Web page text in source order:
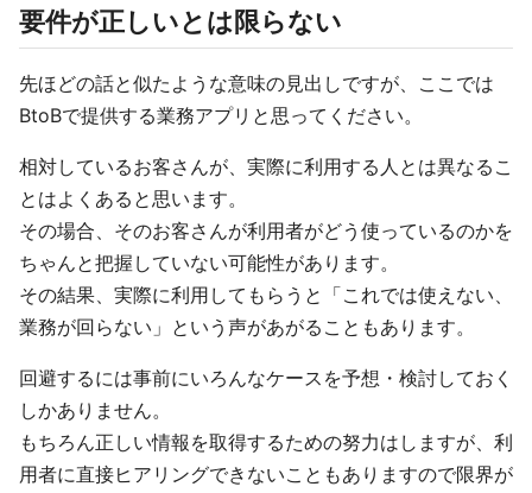
要件が正しいとは限らない
先ほどの話と似たような意味の見出しですが、ここでは
BtoBで提供する業務アプリと思ってください。
相対しているお客さんが、実際に利用する人とは異なるこ
とはよくあると思います。
その場合、そのお客さんが利用者がどう使っているのかを
ちゃんと把握していない可能性があります。
その結果、実際に利用してもらうと「これでは使えない、
業務が回らない」という声があがることもあります。
回避するには事前にいろんなケースを予想・検討しておく
しかありません。
もちろん正しい情報を取得するための努力はしますが、利
用者に直接ヒアリングできないこともありますので限界が